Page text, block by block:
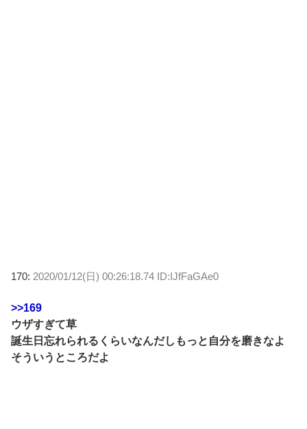
170: 2020/01/12(日) 00:26:18.74 ID:IJfFaGAe0
>>169
ウザすぎて草
誕生日忘れられるくらいなんだしもっと自分を磨きなよ
そういうところだよ